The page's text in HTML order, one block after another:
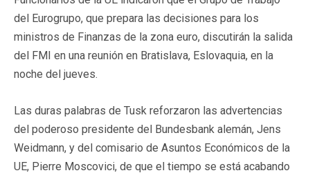
del Eurogrupo, que prepara las decisiones para los
ministros de Finanzas de la zona euro, discutirán la salida
del FMI en una reunión en Bratislava, Eslovaquia, en la
noche del jueves.
Las duras palabras de Tusk reforzaron las advertencias
del poderoso presidente del Bundesbank alemán, Jens
Weidmann, y del comisario de Asuntos Económicos de la
UE, Pierre Moscovici, de que el tiempo se está acabando